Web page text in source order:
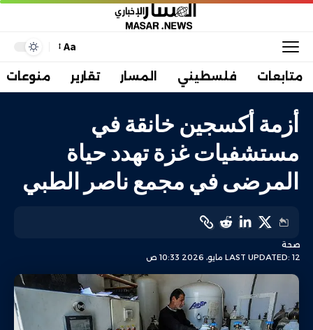
Aa
متابعات فلسطيني المسار تقارير منوعات
أزمة أكسجين خانقة في
مستشفيات غزة تهدد حياة
المرضى في مجمع ناصر الطبي
LAST UPDATED: 12 مايو، 2026 10:33 ص
صحة